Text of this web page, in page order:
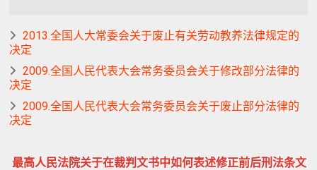
2013.全国人大常委会关于废止有关劳动教养法律规定的
决定
2009.全国人民代表大会常务委员会关于修改部分法律的
决定
2009.全国人民代表大会常务委员会关于废止部分法律的
决定
最高人民法院关于在裁判文书中如何表述修正前后刑法条文